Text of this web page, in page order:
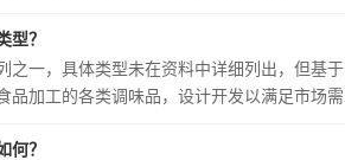
型？
之一，具体类型未在资料中详细列出，但基
品加工的各类调味品，设计开发以满足市场
何？